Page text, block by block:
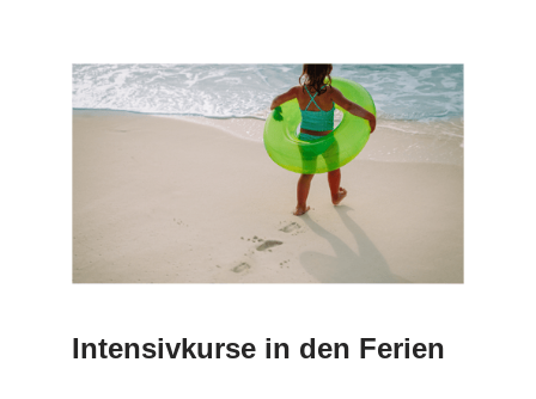
Intensivkurse in den Ferien